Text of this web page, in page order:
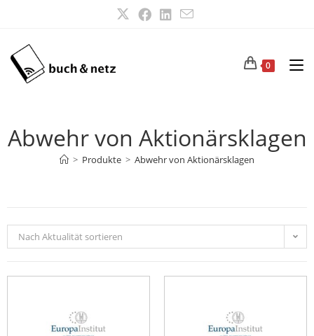
0
Abwehr von Aktionärsklagen
> Produkte > Abwehr von Aktionärsklagen
Nach Aktualität sortieren